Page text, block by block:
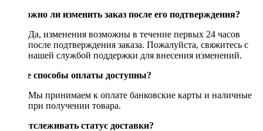
Возможно ли изменить заказ после его подтверждения?
Да, изменения возможны в течение первых 24 часов
после подтверждения заказа. Пожалуйста, свяжитесь с
нашей службой поддержки для внесения изменений.
Какие способы оплаты доступны?
Мы принимаем к оплате банковские карты и наличные
при получении товара.
Как отслеживать статус доставки?